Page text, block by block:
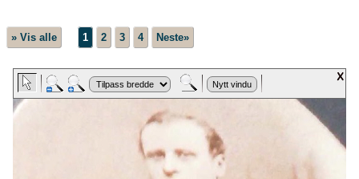
» Vis alle 1 2 3 4 Neste»